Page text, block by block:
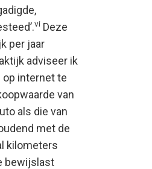
vi Deze
per jaar
adviseer ik
op internet te
van
als die van
met de
kilometers
bewijslast